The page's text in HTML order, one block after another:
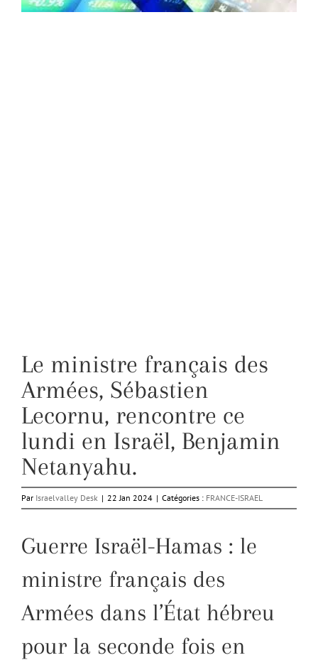
Le ministre français des
Armées, Sébastien
Lecornu, rencontre ce
lundi en Israël, Benjamin
Netanyahu.
Par Israelvalley Desk | 22 Jan 2024 | Catégories : FRANCE-ISRAEL
Guerre Israël-Hamas : le
ministre français des
Armées dans l’État hébreu
pour la seconde fois en